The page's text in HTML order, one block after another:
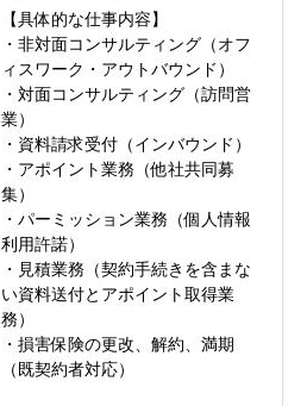
【具体的な仕事内容】
・非対面コンサルティング（オフ
ィスワーク・アウトバウンド）
・対面コンサルティング（訪問営
業）
・資料請求受付（インバウンド）
・アポイント業務（他社共同募
集）
・パーミッション業務（個人情報
利用許諾）
・見積業務（契約手続きを含まな
い資料送付とアポイント取得業
務）
・損害保険の更改、解約、満期
（既契約者対応）